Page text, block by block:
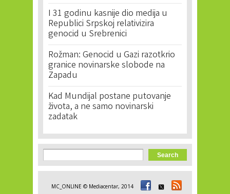
I 31 godinu kasnije dio medija u
Republici Srpskoj relativizira
genocid u Srebrenici
Rožman: Genocid u Gazi razotkrio
granice novinarske slobode na
Zapadu
Kad Mundijal postane putovanje
života, a ne samo novinarski
zadatak
Search form
Search
MC_ONLINE © Mediacentar, 2014